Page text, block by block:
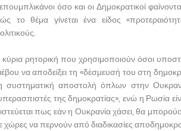
όσο και οι Δημοκρατικοί
το θέμα γίνεται ένα είδος
ρητορική που χρησιμοποιούν όσοι
να αποδείξει τη «δέσμευσή του στη
συστηματική αποστολή όπλων στην
της δημοκρατίας», ενώ η Ρωσία
πως εάν η Ουκρανία χάσει, θα
χώρες να περνούν από διαδικασίες